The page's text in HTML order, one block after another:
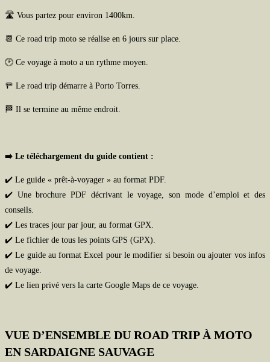
🛣️ Vous partez pour environ 1400km.
📆 Ce road trip moto se réalise en 6 jours sur place.
🕑 Ce voyage à moto a un rythme moyen.
🚥 Le road trip démarre à Porto Torres.
🏁 Il se termine au même endroit.
➡️ Le téléchargement du guide contient :
✔️ Le guide « prêt-à-voyager » au format PDF.
✔️ Une brochure PDF décrivant le voyage, son mode d’emploi et des
conseils.
✔️ Les traces jour par jour, au format GPX.
✔️ Le fichier de tous les points GPS (GPX).
✔️ Le guide au format Excel pour le modifier si besoin ou ajouter vos infos
de voyage.
✔️ Le lien privé vers la carte Google Maps de ce voyage.
VUE D’ENSEMBLE DU ROAD TRIP À MOTO
EN SARDAIGNE SAUVAGE